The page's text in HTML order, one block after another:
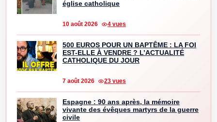
église catholique
10 août 2026 4 vues
500 EUROS POUR UN BAPTÊME : LA FOI
EST-ELLE À VENDRE ? L’ACTUALITÉ
CATHOLIQUE DU JOUR
7 août 2026 23 vues
Espagne : 90 ans après, la mémoire
vivante des évêques martyrs de la guerre
civile